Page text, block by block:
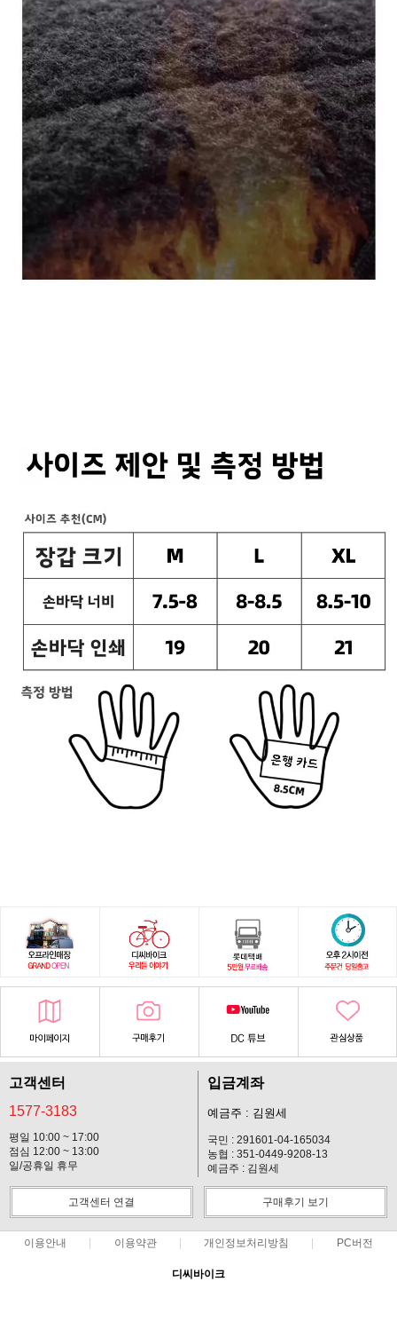
고객센터
1577-3183
평일 10:00 ~ 17:00
점심 12:00 ~ 13:00
일/공휴일 휴무
입금계좌
예금주 : 김원세
국민 : 291601-04-165034
농협 : 351-0449-9208-13
예금주 : 김원세
고객센터 연결 구매후기 보기
이용안내 이용약관 개인정보처리방침 PC버전
디씨바이크